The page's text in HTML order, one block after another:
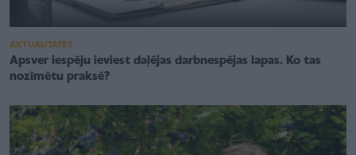
AKTUALITĀTES
Apsver iespēju ieviest daļējas darbnespējas lapas. Ko tas
nozīmētu praksē?